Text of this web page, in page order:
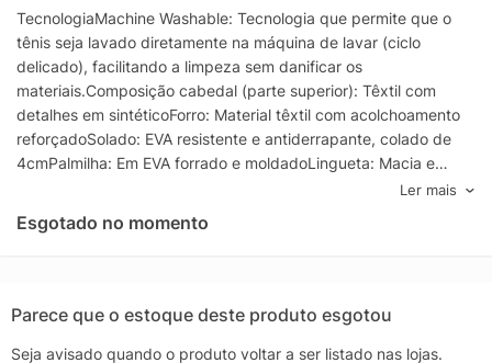
TecnologiaMachine Washable: Tecnologia que permite que o
tênis seja lavado diretamente na máquina de lavar (ciclo
delicado), facilitando a limpeza sem danificar os
materiais.Composição cabedal (parte superior): Têxtil com
detalhes em sintéticoForro: Material têxtil com acolchoamento
reforçadoSolado: EVA resistente e antiderrapante, colado de
4cmPalmilha: Em EVA forrado e moldadoLingueta: Macia e
para: CasualOrigem: ImportadaAjuste: Elástico e fecho
fixadoIdade: InfantilPeso aproximado: 350g o par n° 33
Ler mais
Esgotado no momento
Parece que o estoque deste produto esgotou
Seja avisado quando o produto voltar a ser listado nas lojas.